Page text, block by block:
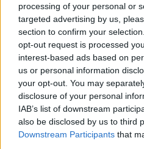
processing of your personal or
targeted advertising by us,
section to confirm your
opt-out request is processed
interest-based ads based on
us or personal information
your opt-out. You may
disclosure of your personal
IAB’s list of downstream
also be disclosed by us to third
Downstream Participants that
In evidenza